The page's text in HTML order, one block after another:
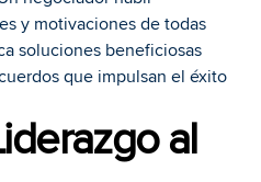
y motivaciones de todas
soluciones beneficiosas
que impulsan el éxito
al